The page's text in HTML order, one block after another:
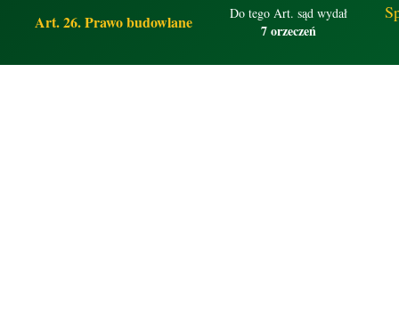
Art. 26. Prawo budowlane Do tego Art. sąd wydał
7 orzeczeń